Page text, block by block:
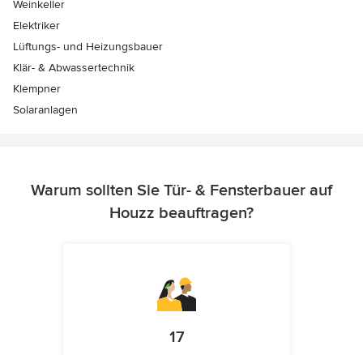
Weinkeller
Elektriker
Lüftungs- und Heizungsbauer
Klär- & Abwassertechnik
Klempner
Solaranlagen
Warum sollten Sie Tür- & Fensterbauer auf
Houzz beauftragen?
17